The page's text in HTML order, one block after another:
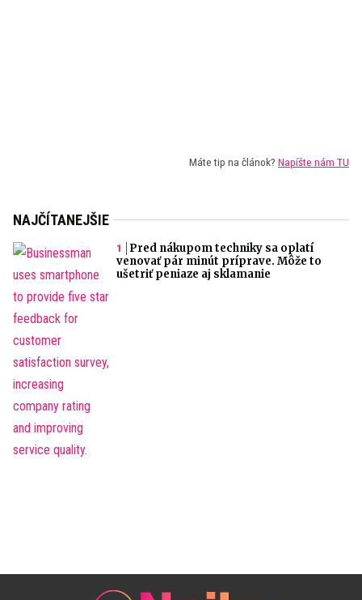
Máte tip na článok? Napíšte nám TU
NAJČÍTANEJŠIE
Pred nákupom techniky sa oplatí
venovať pár minút príprave. Môže to
ušetriť peniaze aj sklamanie